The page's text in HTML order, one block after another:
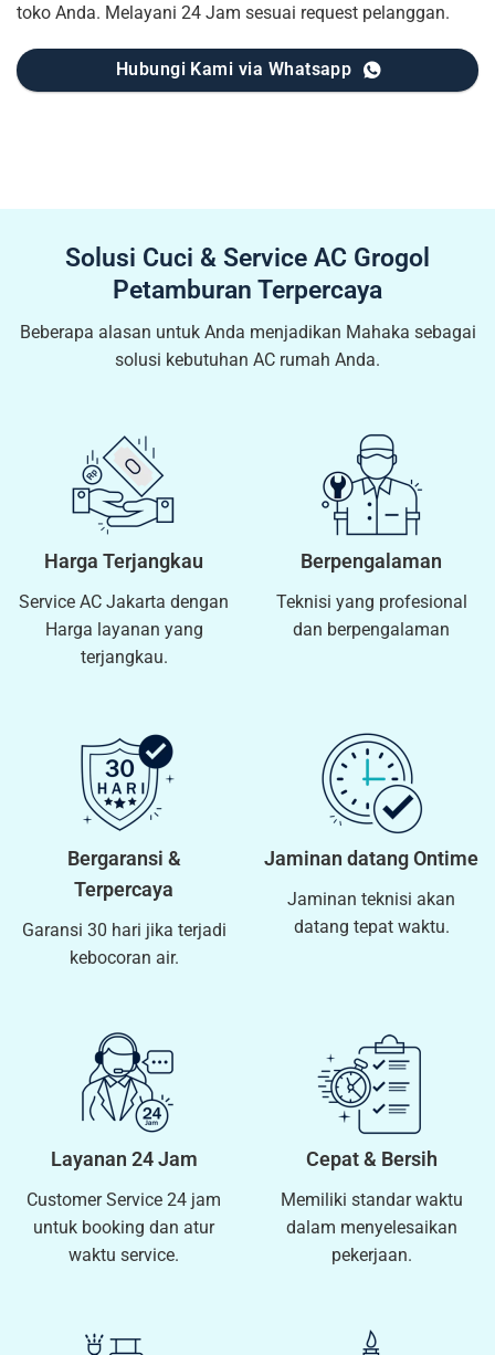
toko Anda. Melayani 24 Jam sesuai request pelanggan.
Hubungi Kami via Whatsapp
Solusi Cuci & Service AC Grogol
Petamburan Terpercaya
Beberapa alasan untuk Anda menjadikan Mahaka sebagai
solusi kebutuhan AC rumah Anda.
Harga Terjangkau
Service AC Jakarta dengan
Harga layanan yang
terjangkau.
Berpengalaman
Teknisi yang profesional
dan berpengalaman
Bergaransi &
Terpercaya
Garansi 30 hari jika terjadi
kebocoran air.
Jaminan datang Ontime
Jaminan teknisi akan
datang tepat waktu.
Layanan 24 Jam
Customer Service 24 jam
untuk booking dan atur
waktu service.
Cepat & Bersih
Memiliki standar waktu
dalam menyelesaikan
pekerjaan.